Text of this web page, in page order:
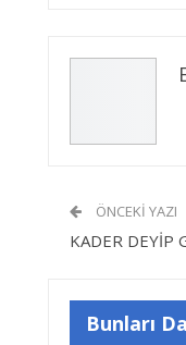
ÖNCEKI YAZI
KADER DEYİP
Bunları